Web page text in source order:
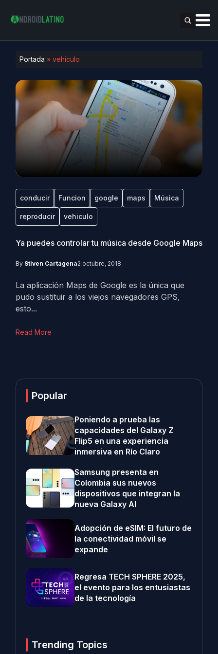
Portada » vehiculo
conducir Funcion google maps Música
reproducir vehiculo
Ya puedes controlar tu música desde Google Maps
By Stiven Cartagena2 octubre, 2018
La aplicación Maps de Google es la única que
pudo sustituir a los viejos navegadores GPS,
esto...
Read More
Popular
Poniendo a prueba las
capacidades del Galaxy Z
Flip5 en una experiencia
inmersiva en Río Claro
Samsung presenta en
Colombia sus nuevos
dispositivos que integran la
nueva Galaxy AI
Adopción de eSIM: El futuro de
la conectividad móvil se
expande
Regresa TECH SPHERE 2025,
el evento para los entusiastas
de la tecnología
Trending Topics